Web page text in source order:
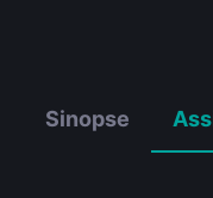
Sinopse